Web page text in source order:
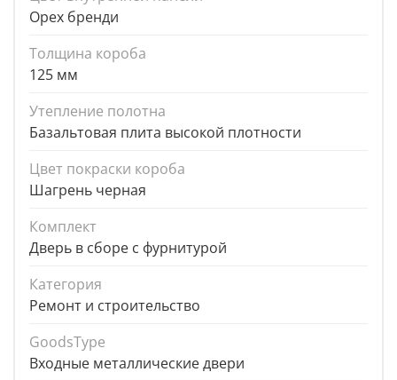
Орех бренди
Толщина короба
125 мм
Утепление полотна
Базальтовая плита высокой плотности
Цвет покраски короба
Шагрень черная
Комплект
Дверь в сборе с фурнитурой
Категория
Ремонт и строительство
GoodsType
Входные металлические двери